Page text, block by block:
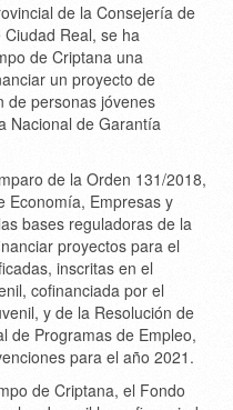
de la Consejería de
Real, se ha
de Criptana una
un proyecto de
de personas jóvenes
Nacional de Garantía
de la Orden 131/2018,
Economía, Empresas y
bases reguladoras de la
proyectos para el
inscritas en el
cofinanciada por el
y de la Resolución de
de Programas de Empleo,
para el año 2021.
de Criptana, el Fondo